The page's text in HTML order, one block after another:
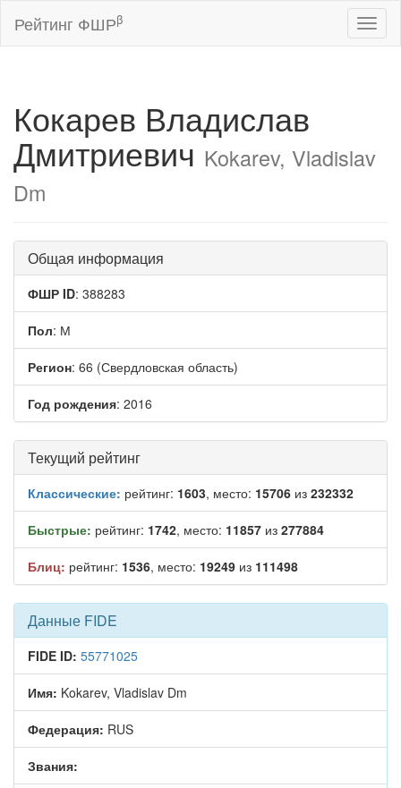
Рейтинг ФШРβ
Кокарев Владислав
ДмитриевичKokarev, Vladislav
Dm
Общая информация
ФШР ID: 388283
Пол: М
Регион: 66 (Свердловская область)
Год рождения: 2016
Текущий рейтинг
Классические: рейтинг: 1603, место: 15706 из 232332
Быстрые: рейтинг: 1742, место: 11857 из 277884
Блиц: рейтинг: 1536, место: 19249 из 111498
Данные FIDE
FIDE ID: 55771025
Имя: Kokarev, Vladislav Dm
Федерация: RUS
Звания: